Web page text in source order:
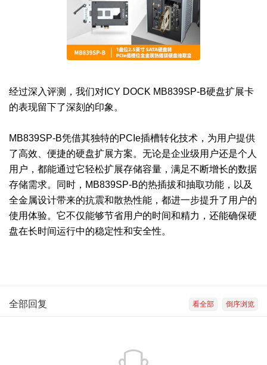
经过深入评测，我们对ICY DOCK MB839SP-B硬盘扩展卡
的表现留下了深刻的印象。
MB839SP-B凭借其独特的PCIe插槽转化技术，为用户提供
了高效、便捷的硬盘扩展方案。无论是企业级用户还是个人
用户，都能通过它轻松扩展存储容量，满足不断增长的数据
存储需求。同时，MB839SP-B的热插拔和抽取功能，以及
全金属设计带来的抗震和散热性能，都进一步提升了用户的
使用体验。它不仅能够节省用户的时间和精力，还能确保硬
盘在长时间运行中的稳定性和安全性。
倒序浏览
看全部
全部回复